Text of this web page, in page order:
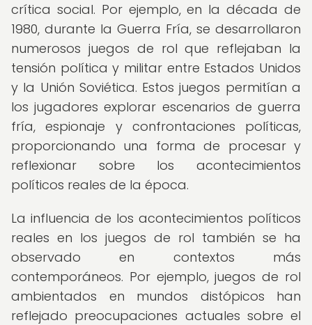
crítica social. Por ejemplo, en la década de
1980, durante la Guerra Fría, se desarrollaron
numerosos juegos de rol que reflejaban la
tensión política y militar entre Estados Unidos
y la Unión Soviética. Estos juegos permitían a
los jugadores explorar escenarios de guerra
fría, espionaje y confrontaciones políticas,
proporcionando una forma de procesar y
reflexionar sobre los acontecimientos
políticos reales de la época.
La influencia de los acontecimientos políticos
reales en los juegos de rol también se ha
observado en contextos más
contemporáneos. Por ejemplo, juegos de rol
ambientados en mundos distópicos han
reflejado preocupaciones actuales sobre el